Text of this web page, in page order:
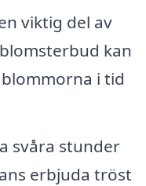
viktig del av
kan
i tid
svåra stunder
erbjuda tröst